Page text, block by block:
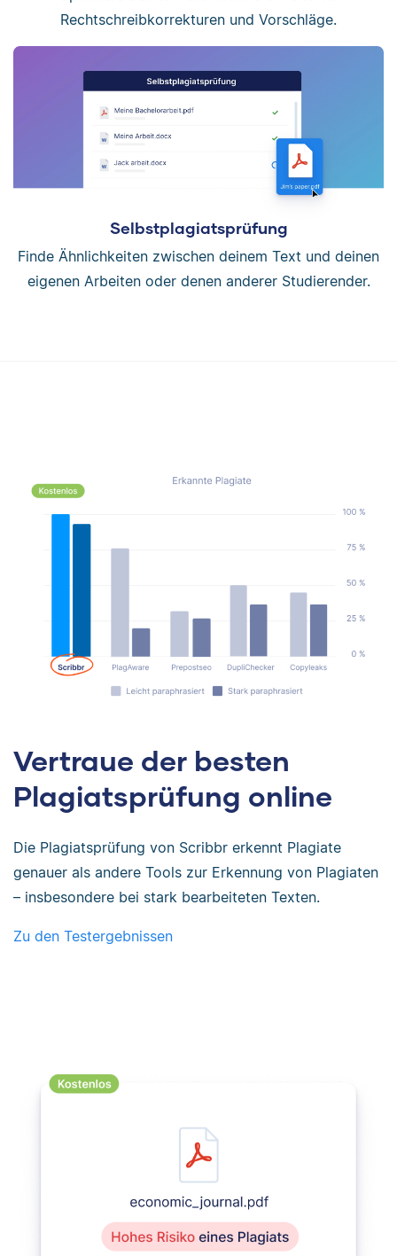
Rechtschreibkorrekturen und Vorschläge.
Selbstplagiatsprüfung
Finde Ähnlichkeiten zwischen deinem Text und deinen
eigenen Arbeiten oder denen anderer Studierender.
Vertraue der besten
Plagiatsprüfung online
Die Plagiatsprüfung von Scribbr erkennt Plagiate
genauer als andere Tools zur Erkennung von Plagiaten
– insbesondere bei stark bearbeiteten Texten.
Zu den Testergebnissen